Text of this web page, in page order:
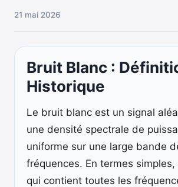
21 mai 2026
Bruit Blanc :
Historique
Le bruit blanc est un signal
une densité spectrale de
uniforme sur une large bande
fréquences. En termes simples,
qui contient toutes les